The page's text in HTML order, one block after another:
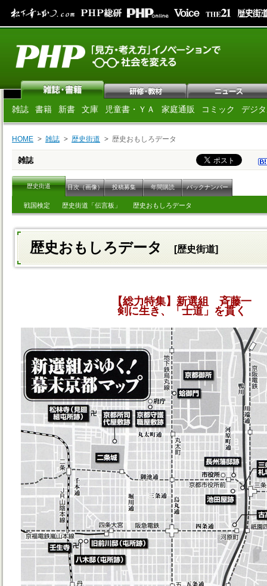
雑誌 書籍 新書 文庫 児童書・ＹＡ 家庭通販 コミック デジ
HOME 雑誌 歴史街道 歴史おもしろデータ
雑誌
歴史街道 目次（画像） 投稿募集 年間購読 バックナンバー
戦国検定 歴史街道「伝言板」 歴史おもしろデータ
歴史おもしろデータ [歴史街道]
【総力特集】新選組 斉藤一
剣に生き、「士道」を貫く